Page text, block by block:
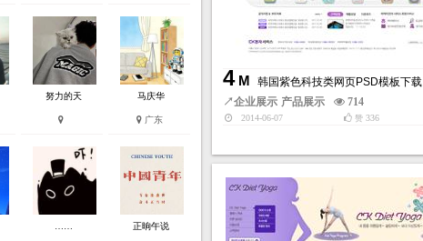
努力的天 马庆华
广东
正晌午说
4M 韩国紫色科技类网页PSD模板下载
↗企业展示 产品展示 714
2014-06-07 赞336